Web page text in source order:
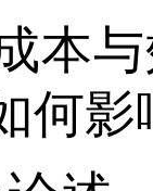
本
何